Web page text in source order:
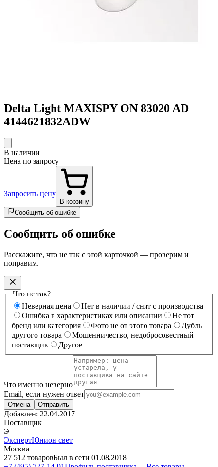
Delta Light MAXISPY ON 83020 AD
4144621832ADW
В наличии
Цена по запросу
Запросить цену
В корзину
Сообщить об ошибке
Сообщить об ошибке
Расскажите, что не так с этой карточкой — проверим и
поправим.
Что не так?
Неверная цена
Нет в наличии / снят с производства
Ошибка в характеристиках или описании
Не тот
бренд или категория
Фото не от этого товара
Дубль
другого товара
Мошенничество, недобросовестный
поставщик
Другое
Что именно неверно
Email, если нужен ответ
Отмена Отправить
Добавлен: 22.04.2017
Поставщик
Э
ЭкспертЮнион свет
Москва
27 512 товаровБыл в сети 01.08.2018